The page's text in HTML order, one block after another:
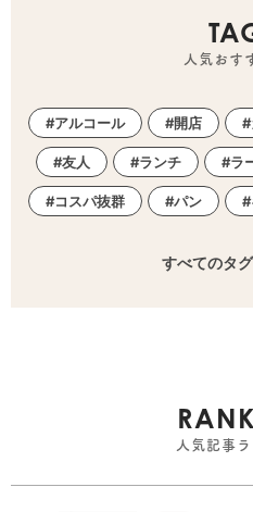
人気おす
アルコール 開店
友人 ランチ ラ
コスパ抜群 パン
すべてのタ
人気記事